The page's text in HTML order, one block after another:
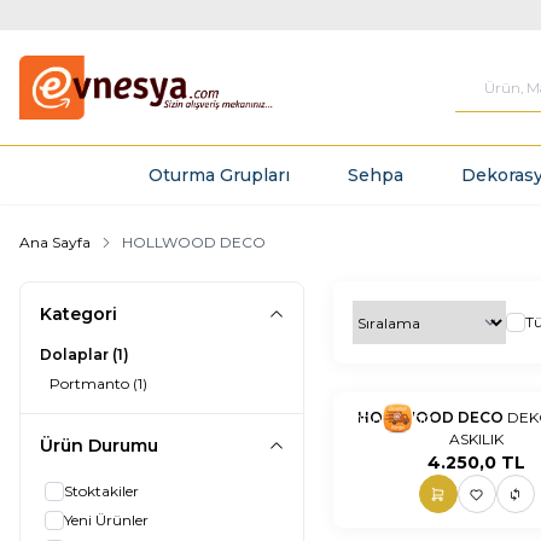
Oturma Grupları Sehpa
Ana Sayfa HOLLWOOD DECO
Kategori
Dolaplar (1)
Portmanto (1)
Ürün Durumu
Stoktakiler
Yeni Ürünler
nnnnn nn
HOLLWOOD DECO
ASKILIK
4.250,0 TL